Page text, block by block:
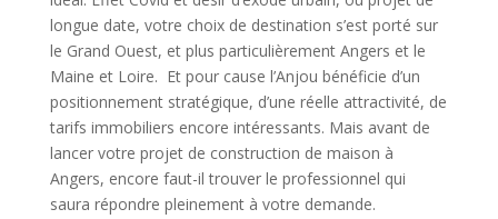
longue date, votre choix de destination s’est porté sur
le Grand Ouest, et plus particulièrement Angers et le
Maine et Loire. Et pour cause l’Anjou bénéficie d’un
positionnement stratégique, d’une réelle attractivité, de
tarifs immobiliers encore intéressants. Mais avant de
lancer votre projet de construction de maison à
Angers, encore faut-il trouver le professionnel qui
saura répondre pleinement à votre demande.